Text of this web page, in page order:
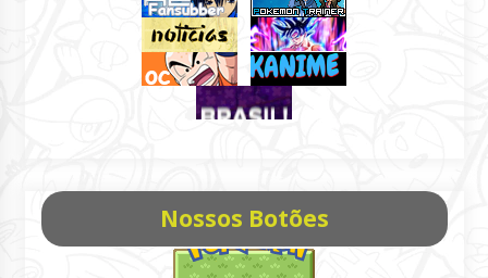
Nossos Botões